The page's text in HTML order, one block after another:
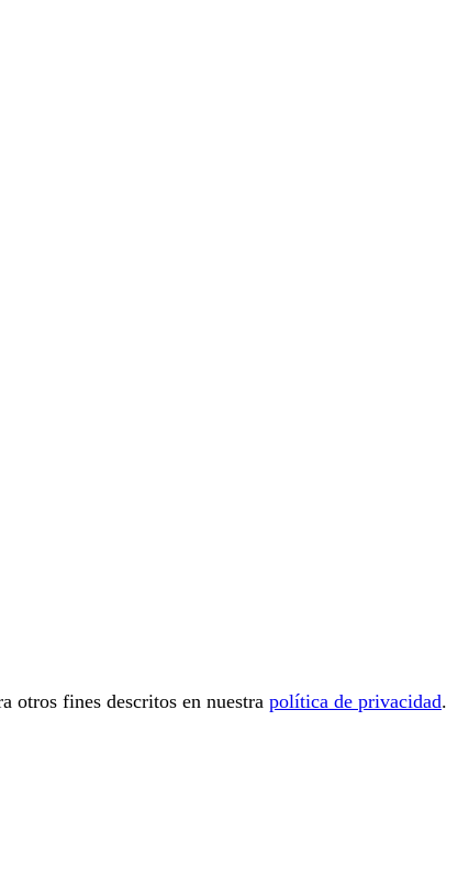
otros fines descritos en nuestra política de privacidad.